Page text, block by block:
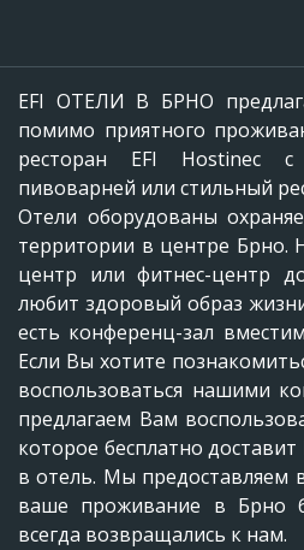
EFI ОТЕЛИ В БРНО
помимо приятного
ресторан EFI Hostinec с
пивоварней или стильный
Отели оборудованы
территории в центре Брно.
центр или фитнес-центр
любит здоровый образ
есть конференц-зал
Если Вы хотите
воспользоваться нашими
предлагаем Вам
которое бесплатно
в отель. Мы предоставляем
ваше проживание в Брно
всегда возвращались к нам.